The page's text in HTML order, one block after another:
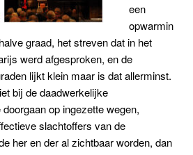
een
opwarmin
graad, het streven dat in het
werd afgesproken, en de
lijkt klein maar is dat allerminst.
bij de daadwerkelijke
op ingezette wegen,
slachtoffers van de
her en der al zichtbaar worden, dan